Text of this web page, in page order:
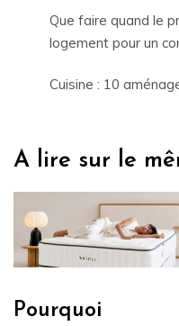
Que faire quand le
logement pour un
Cuisine : 10
A lire sur le
Pourquoi